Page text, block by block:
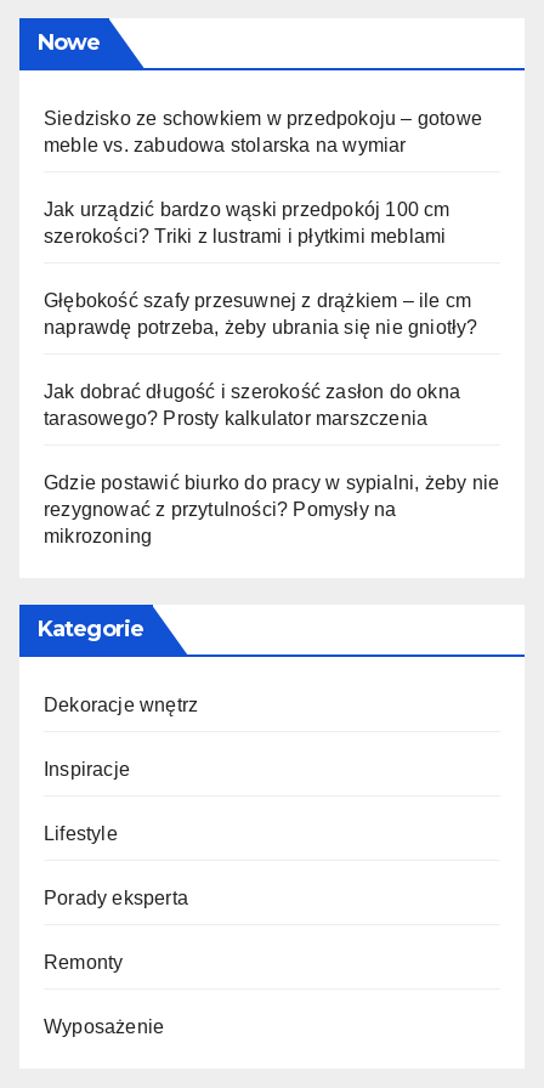
Nowe
Siedzisko ze schowkiem w przedpokoju – gotowe
meble vs. zabudowa stolarska na wymiar
Jak urządzić bardzo wąski przedpokój 100 cm
szerokości? Triki z lustrami i płytkimi meblami
Głębokość szafy przesuwnej z drążkiem – ile cm
naprawdę potrzeba, żeby ubrania się nie gniotły?
Jak dobrać długość i szerokość zasłon do okna
tarasowego? Prosty kalkulator marszczenia
Gdzie postawić biurko do pracy w sypialni, żeby nie
rezygnować z przytulności? Pomysły na
mikrozoning
Kategorie
Dekoracje wnętrz
Inspiracje
Lifestyle
Porady eksperta
Remonty
Wyposażenie